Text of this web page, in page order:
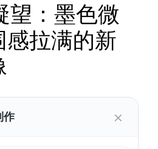
望：墨色微
感拉满的新
作 ×